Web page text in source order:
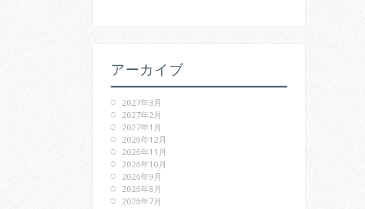
アーカイブ
2027年3月
2027年2月
2027年1月
2026年12月
2026年11月
2026年10月
2026年9月
2026年8月
2026年7月